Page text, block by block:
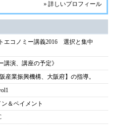
» 詳しいプロフィール
エコノミー講義2016 選択と集中
演、講座の予定》
産業振興機構、大阪府】の指導。
＆ペイメント